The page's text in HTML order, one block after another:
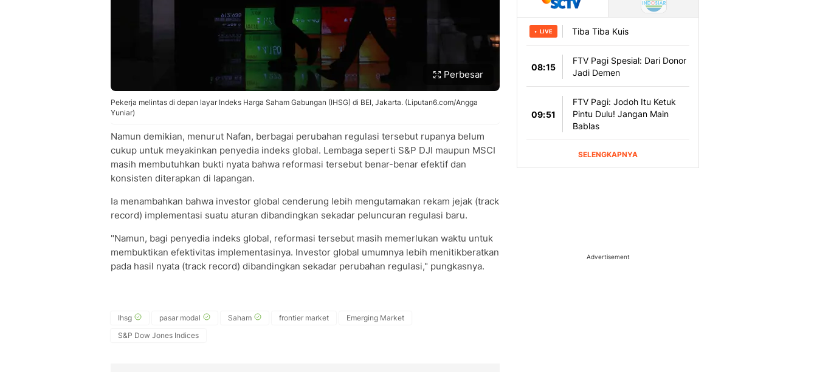
Perbesar
Pekerja melintas di depan layar Indeks Harga Saham Gabungan (IHSG) di BEI, Jakarta. (Liputan6.com/Angga
Yuniar)
Namun demikian, menurut Nafan, berbagai perubahan regulasi tersebut rupanya belum
cukup untuk meyakinkan penyedia indeks global. Lembaga seperti S&P DJI maupun MSCI
masih membutuhkan bukti nyata bahwa reformasi tersebut benar-benar efektif dan
konsisten diterapkan di lapangan.
Ia menambahkan bahwa investor global cenderung lebih mengutamakan rekam jejak (track
record) implementasi suatu aturan dibandingkan sekadar peluncuran regulasi baru.
"Namun, bagi penyedia indeks global, reformasi tersebut masih memerlukan waktu untuk
membuktikan efektivitas implementasinya. Investor global umumnya lebih menitikberatkan
pada hasil nyata (track record) dibandingkan sekadar perubahan regulasi," pungkasnya.
Ihsg pasar modal Saham frontier market
Emerging Market
S&P Dow Jones Indices
Advertisement